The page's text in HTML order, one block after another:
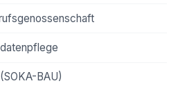
BAU)